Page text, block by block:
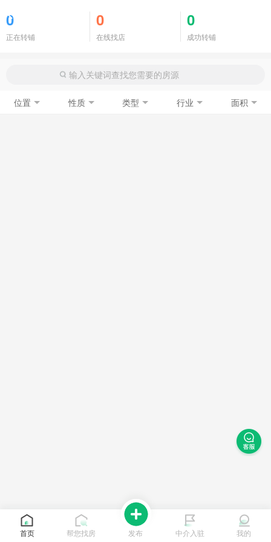
0
正在转铺
0
在线找店
0
成功转铺
位置 性质 类型 行业 面积
首页 帮您找房 发布 中介入驻 我的